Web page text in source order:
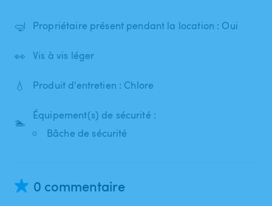
🤿 Propriétaire présent pendant la location : Oui
👀 Vis à vis léger
💧 Produit d'entretien : Chlore
🏊
Équipement(s) de sécurité :
Bâche de sécurité
0 commentaire